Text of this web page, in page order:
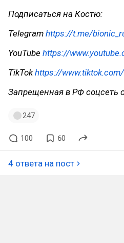
Подписаться на Костю:
Telegram https://t.me/
YouTube https://
TikTokhttps://
Запрещенная в РФ соцсеть
247
100 60
4 ответа на пост